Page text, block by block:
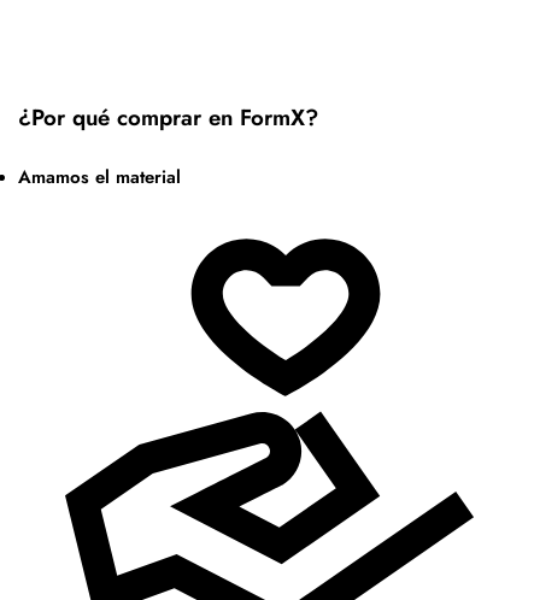
¿Por qué comprar en FormX?
Amamos el material